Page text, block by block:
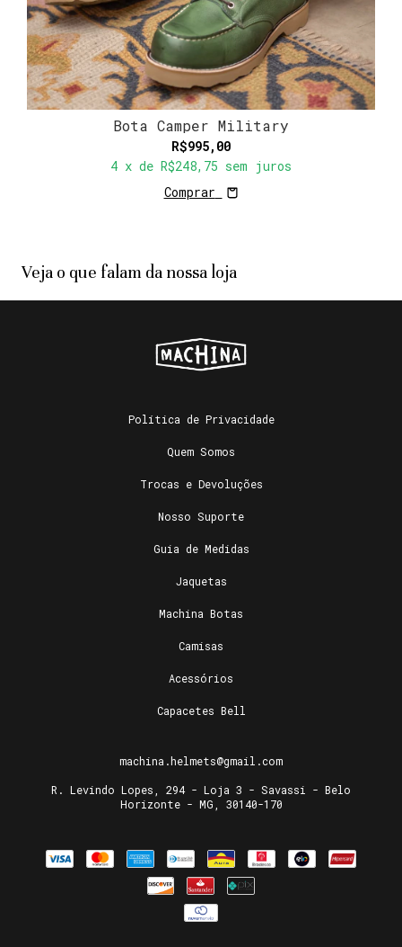
Bota Camper Military
R$995,00
4 x de R$248,75 sem juros
Comprar
Veja o que falam da nossa loja
Política de Privacidade
Quem Somos
Trocas e Devoluções
Nosso Suporte
Guia de Medidas
Jaquetas
Machina Botas
Camisas
Acessórios
Capacetes Bell
machina.helmets@gmail.com
R. Levindo Lopes, 294 - Loja 3 - Savassi - Belo
Horizonte - MG, 30140-170